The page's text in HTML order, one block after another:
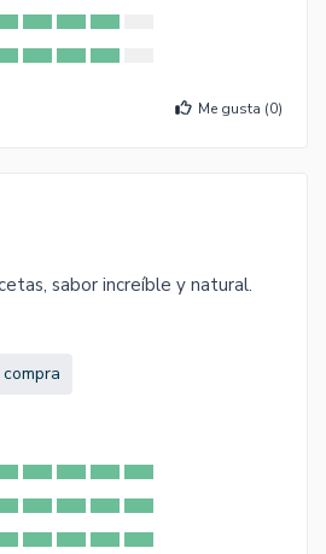
Me gusta (0)
sabor increíble y natural.